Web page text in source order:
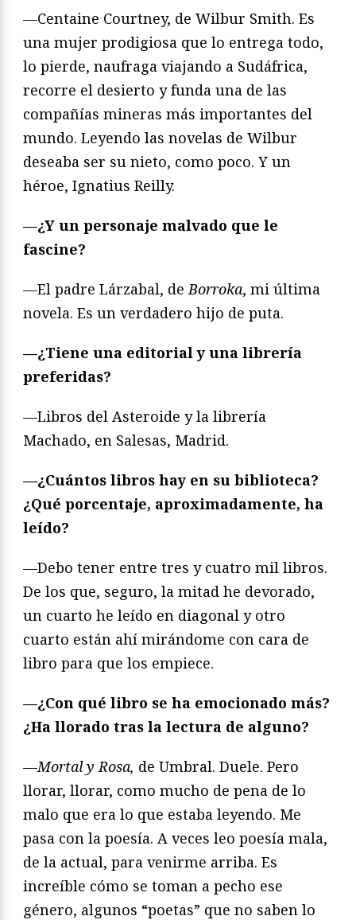
—Centaine Courtney, de Wilbur Smith. Es
una mujer prodigiosa que lo entrega todo,
lo pierde, naufraga viajando a Sudáfrica,
recorre el desierto y funda una de las
compañías mineras más importantes del
mundo. Leyendo las novelas de Wilbur
deseaba ser su nieto, como poco. Y un
héroe, Ignatius Reilly.
—¿Y un personaje malvado que le
fascine?
—El padre Lárzabal, de Borroka, mi última
novela. Es un verdadero hijo de puta.
—¿Tiene una editorial y una librería
preferidas?
—Libros del Asteroide y la librería
Machado, en Salesas, Madrid.
—¿Cuántos libros hay en su biblioteca?
¿Qué porcentaje, aproximadamente, ha
leído?
—Debo tener entre tres y cuatro mil libros.
De los que, seguro, la mitad he devorado,
un cuarto he leído en diagonal y otro
cuarto están ahí mirándome con cara de
libro para que los empiece.
—¿Con qué libro se ha emocionado más?
¿Ha llorado tras la lectura de alguno?
—Mortal y Rosa, de Umbral. Duele. Pero
llorar, llorar, como mucho de pena de lo
malo que era lo que estaba leyendo. Me
pasa con la poesía. A veces leo poesía mala,
de la actual, para venirme arriba. Es
increíble cómo se toman a pecho ese
género, algunos “poetas” que no saben lo